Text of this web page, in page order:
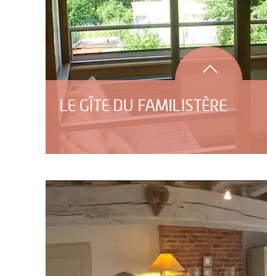
LE GÎTE DU FAMILISTÈRE